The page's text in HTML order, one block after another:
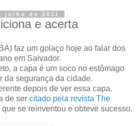
julho de 2011
e acerta
faz um golaço hoje ao falar dos
em Salvador.
a capa é um soco no estômago
da segurança da cidade.
depois de ver essa capa.
de ser citado pela revista The
se reinventou e obteve sucesso.